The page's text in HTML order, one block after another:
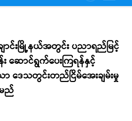
ာင်းမြို့နယ်အတွင်း ပညာရည်မြင့်
န်း ဆောင်ရွက်ပေးကြရန်နှင့်
ာ ဒေသတွင်းတည်ငြိမ်အေးချမ်းမှု
ည်